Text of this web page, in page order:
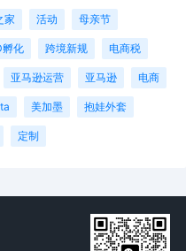
家 活动 母亲节
孵化 跨境新规 电商税
亚马逊运营 亚马逊 电商
美加墨 抱娃外套
定制